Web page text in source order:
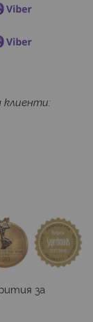
клиенти:
за